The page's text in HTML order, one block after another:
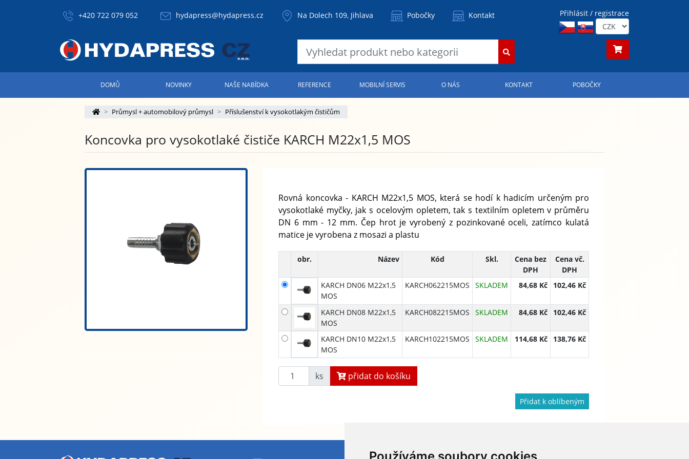
+420 722 079 052 hydapress@hydapress.cz Na Dolech 109, Jihlava Pobočky Kontakt Přihlásit / registrace
DOMŮ NOVINKY NAŠE NABÍDKA REFERENCE MOBILNÍ SERVIS O NÁS KONTAKT POBOČKY
Průmysl + automobilový průmysl Příslušenství k vysokotlakým čističům
Koncovka pro vysokotlaké čističe KARCH M22x1,5 MOS
Rovná koncovka - KARCH M22x1,5 MOS, která se hodí k hadicím určeným pro
vysokotlaké myčky, jak s ocelovým opletem, tak s textilním opletem v průměru
DN 6 mm - 12 mm. Čep hrot je vyrobený z pozinkované oceli, zatímco kulatá
matice je vyrobena z mosazi a plastu
obr. Název Kód Skl.
Cena bez
DPH
Cena vč.
DPH
KARCH DN06 M22x1,5
MOS
KARCH062215MOS SKLADEM 84,68 Kč 102,46 Kč
KARCH DN08 M22x1,5
MOS
KARCH082215MOS SKLADEM 84,68 Kč 102,46 Kč
KARCH DN10 M22x1,5
MOS
KARCH102215MOS SKLADEM 114,68 Kč 138,76 Kč
ks přidat do košíku
Přidat k oblíbeným